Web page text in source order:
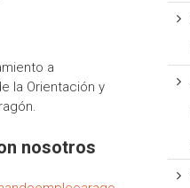
a
la Orientación y
nosotros